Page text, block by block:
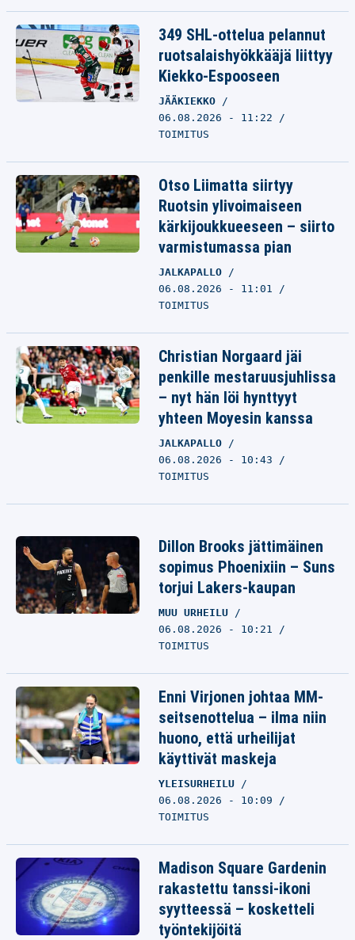
349 SHL-ottelua pelannut
ruotsalaishyökkääjä liittyy
Kiekko-Espooseen
JÄÄKIEKKO
06.08.2026 - 11:22
TOIMITUS
Otso Liimatta siirtyy
Ruotsin ylivoimaiseen
kärkijoukkueeseen – siirto
varmistumassa pian
JALKAPALLO
06.08.2026 - 11:01
TOIMITUS
Christian Norgaard jäi
penkille mestaruusjuhlissa
– nyt hän löi hynttyyt
yhteen Moyesin kanssa
JALKAPALLO
06.08.2026 - 10:43
TOIMITUS
Dillon Brooks jättimäinen
sopimus Phoenixiin – Suns
torjui Lakers-kaupan
MUU URHEILU
06.08.2026 - 10:21
TOIMITUS
Enni Virjonen johtaa MM-
seitsenottelua – ilma niin
huono, että urheilijat
käyttivät maskeja
YLEISURHEILU
06.08.2026 - 10:09
TOIMITUS
Madison Square Gardenin
rakastettu tanssi-ikoni
syytteessä – kosketteli
työntekijöitä